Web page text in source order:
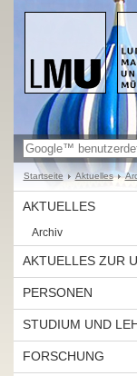
Startseite Aktuelles
AKTUELLES
Archiv
AKTUELLES ZUR
PERSONEN
STUDIUM UND
FORSCHUNG